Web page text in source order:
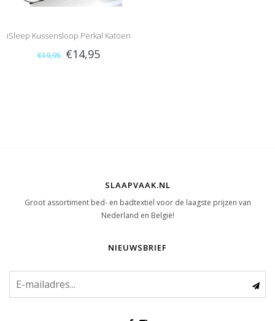
iSleep Kussensloop Perkal Katoen
€19,95 €14,95
SLAAPVAAK.NL
Groot assortiment bed- en badtextiel voor de laagste prijzen van
Nederland en België!
NIEUWSBRIEF